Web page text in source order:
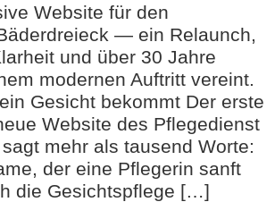
Website für den
— ein Relaunch,
und über 30 Jahre
modernen Auftritt vereint.
Gesicht bekommt Der erste
Website des Pflegedienst
mehr als tausend Worte:
der eine Pflegerin sanft
die Gesichtspflege […]